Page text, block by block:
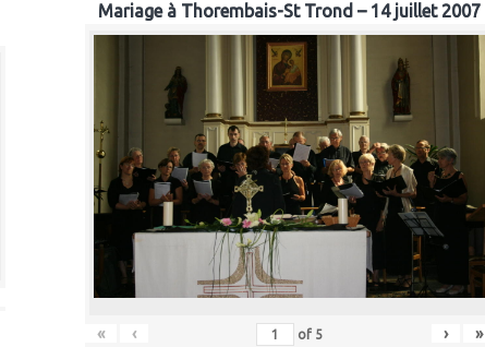
Mariage à Thorembais-St Trond – 14 juillet 2007
« ‹ of 5 › »